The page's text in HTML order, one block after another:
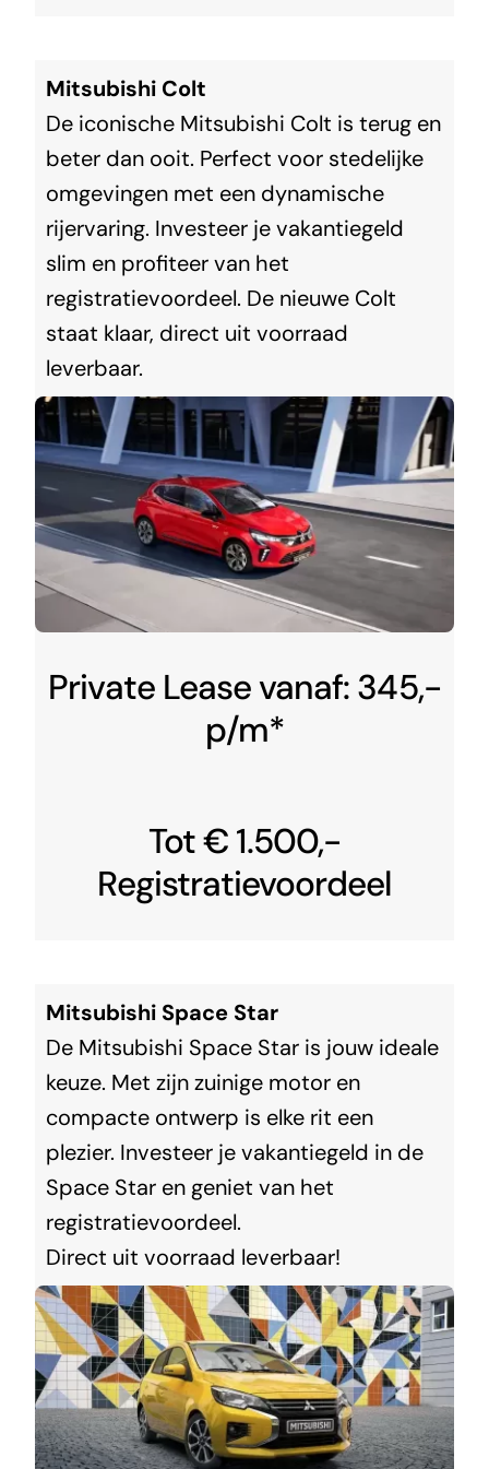
Mitsubishi Colt
De iconische Mitsubishi Colt is terug en
beter dan ooit. Perfect voor stedelijke
omgevingen met een dynamische
rijervaring. Investeer je vakantiegeld
slim en profiteer van het
registratievoordeel. De nieuwe Colt
staat klaar, direct uit voorraad
leverbaar.
Private Lease vanaf: 345,-
p/m*
Tot € 1.500,-
Registratievoordeel
Mitsubishi Space Star
De Mitsubishi Space Star is jouw ideale
keuze. Met zijn zuinige motor en
compacte ontwerp is elke rit een
plezier. Investeer je vakantiegeld in de
Space Star en geniet van het
registratievoordeel.
Direct uit voorraad leverbaar!